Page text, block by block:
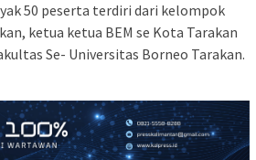
50 peserta terdiri dari kelompok
ketua ketua BEM se Kota Tarakan
Se- Universitas Borneo Tarakan.